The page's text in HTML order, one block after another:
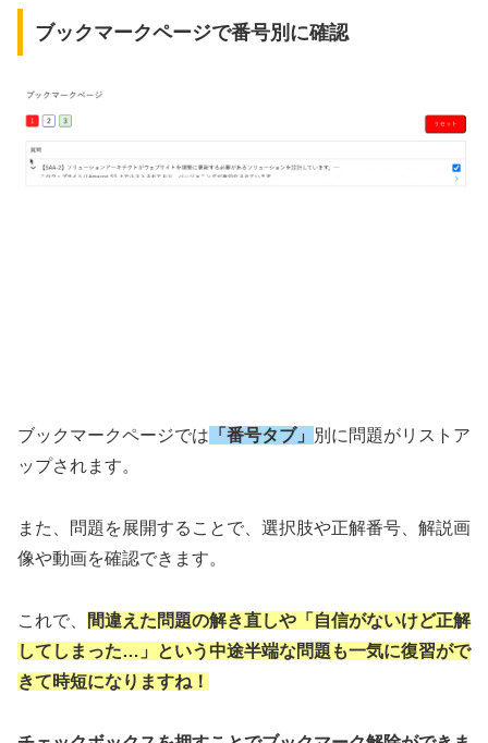
ブックマークページで番号別に確認
ブックマークページでは 「番号タブ」
別に問題がリストア
ップされます。
また、問題を展開することで、選択肢や正解番号、解説画
像や動画を確認できます。
これで、
間違えた問題の解き直しや「自信がないけど正解
してしまった…」という中途半端な問題も一気に復習がで
きて時短になりますね！